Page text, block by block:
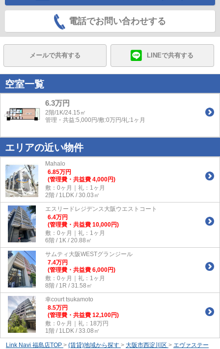
電話でお問い合わせする
メールで共有する LINEで共有する
空室一覧
6.3万円
2階/1K/24.15㎡
管理・共益:5,000円/敷:0万円/礼:1ヶ月
エリアの近い物件
Mahalo
6.85万円
(管理費・共益費 4,000円)
敷：0ヶ月｜礼：1ヶ月
2階 / 1LDK / 30.03㎡
エスリードレジデンス大阪ウエストコート
6.4万円
(管理費・共益費 10,000円)
敷：0ヶ月｜礼：1ヶ月
6階 / 1K / 20.88㎡
サムティ大阪WESTグランジール
7.4万円
(管理費・共益費 6,000円)
敷：0ヶ月｜礼：1ヶ月
8階 / 1R / 31.58㎡
幸court tsukamoto
8.5万円
(管理費・共益費 12,100円)
敷：0ヶ月｜礼：18万円
1階 / 1LDK / 33.08㎡
Link Navi 福島店TOP > (賃貸)地域から探す > 大阪市西淀川区 > エヴァステー